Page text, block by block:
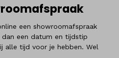
een showroomafspraak
een datum en tijdstip
alle tijd voor je hebben. Wel